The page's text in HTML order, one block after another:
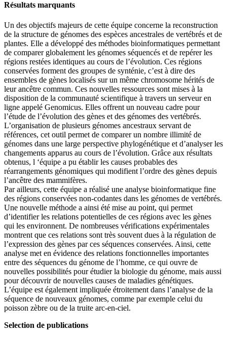
Résultats marquants
Un des objectifs majeurs de cette équipe concerne la reconstruction
de la structure de génomes des espèces ancestrales de vertébrés et de
plantes. Elle a développé des méthodes bioinformatiques permettant
de comparer globalement les génomes séquencés et de repérer les
régions restées identiques au cours de l’évolution. Ces régions
conservées forment des groupes de synténie, c’est à dire des
ensembles de gènes localisés sur un même chromosome hérités de
leur ancêtre commun. Ces nouvelles ressources sont mises à la
disposition de la communauté scientifique à travers un serveur en
ligne appelé Genomicus. Elles offrent un nouveau cadre pour
l’étude de l’évolution des gènes et des génomes des vertébrés.
L’organisation de plusieurs génomes ancestraux servant de
références, cet outil permet de comparer un nombre illimité de
génomes dans une large perspective phylogénétique et d’analyser les
changements apparus au cours de l’évolution. Grâce aux résultats
obtenus, l ‘équipe a pu établir les causes probables des
réarrangements génomiques qui modifient l’ordre des gènes depuis
l’ancêtre des mammifères.
Par ailleurs, cette équipe a réalisé une analyse bioinformatique fine
des régions conservées non-codantes dans les génomes de vertébrés.
Une nouvelle méthode a ainsi été mise au point, qui permet
d’identifier les relations potentielles de ces régions avec les gènes
qui les environnent. De nombreuses vérifications expérimentales
montrent que ces relations sont très souvent dues à la régulation de
l’expression des gènes par ces séquences conservées. Ainsi, cette
analyse met en évidence des relations fonctionnelles importantes
entre des séquences du génome de l’homme, ce qui ouvre de
nouvelles possibilités pour étudier la biologie du génome, mais aussi
pour découvrir de nouvelles causes de maladies génétiques.
L’équipe est également impliquée étroitement dans l’analyse de la
séquence de nouveaux génomes, comme par exemple celui du
poisson zèbre ou de la truite arc-en-ciel.
Selection de publications